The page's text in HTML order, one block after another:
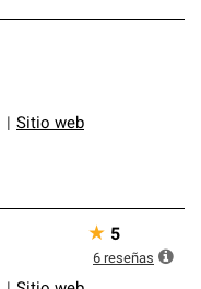
Sitio web
★ 5
6 reseñas